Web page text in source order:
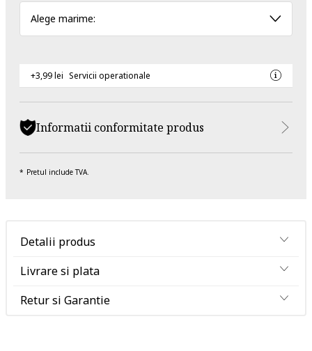
Alege marime:
+3,99 lei Servicii operationale
Informatii conformitate produs
Pretul include TVA.
Detalii produs
Livrare si plata
Retur si Garantie